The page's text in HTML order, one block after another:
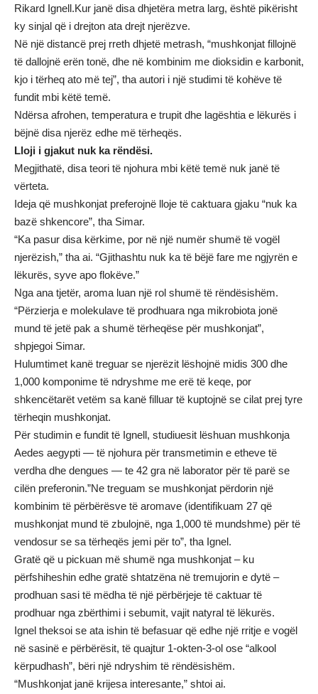
Rikard Ignell.Kur janë disa dhjetëra metra larg, është pikërisht
ky sinjal që i drejton ata drejt njerëzve.
Në një distancë prej rreth dhjetë metrash, “mushkonjat fillojnë
të dallojnë erën tonë, dhe në kombinim me dioksidin e karbonit,
kjo i tërheq ato më tej”, tha autori i një studimi të kohëve të
fundit mbi këtë temë.
Ndërsa afrohen, temperatura e trupit dhe lagështia e lëkurës i
bëjnë disa njerëz edhe më tërheqës.
Lloji i gjakut nuk ka rëndësi.
Megjithatë, disa teori të njohura mbi këtë temë nuk janë të
vërteta.
Ideja që mushkonjat preferojnë lloje të caktuara gjaku “nuk ka
bazë shkencore”, tha Simar.
“Ka pasur disa kërkime, por në një numër shumë të vogël
njerëzish,” tha ai. “Gjithashtu nuk ka të bëjë fare me ngjyrën e
lëkurës, syve apo flokëve.”
Nga ana tjetër, aroma luan një rol shumë të rëndësishëm.
“Përzierja e molekulave të prodhuara nga mikrobiota jonë
mund të jetë pak a shumë tërheqëse për mushkonjat”,
shpjegoi Simar.
Hulumtimet kanë treguar se njerëzit lëshojnë midis 300 dhe
1,000 komponime të ndryshme me erë të keqe, por
shkencëtarët vetëm sa kanë filluar të kuptojnë se cilat prej tyre
tërheqin mushkonjat.
Për studimin e fundit të Ignell, studiuesit lëshuan mushkonja
Aedes aegypti — të njohura për transmetimin e etheve të
verdha dhe dengues — te 42 gra në laborator për të parë se
cilën preferonin.”Ne treguam se mushkonjat përdorin një
kombinim të përbërësve të aromave (identifikuam 27 që
mushkonjat mund të zbulojnë, nga 1,000 të mundshme) për të
vendosur se sa tërheqës jemi për to”, tha Ignel.
Gratë që u pickuan më shumë nga mushkonjat – ku
përfshiheshin edhe gratë shtatzëna në tremujorin e dytë –
prodhuan sasi të mëdha të një përbërjeje të caktuar të
prodhuar nga zbërthimi i sebumit, vajit natyral të lëkurës.
Ignel theksoi se ata ishin të befasuar që edhe një rritje e vogël
në sasinë e përbërësit, të quajtur 1-okten-3-ol ose “alkool
kërpudhash”, bëri një ndryshim të rëndësishëm.
“Mushkonjat janë krijesa interesante,” shtoi ai.